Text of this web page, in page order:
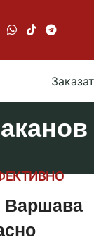
Варшава